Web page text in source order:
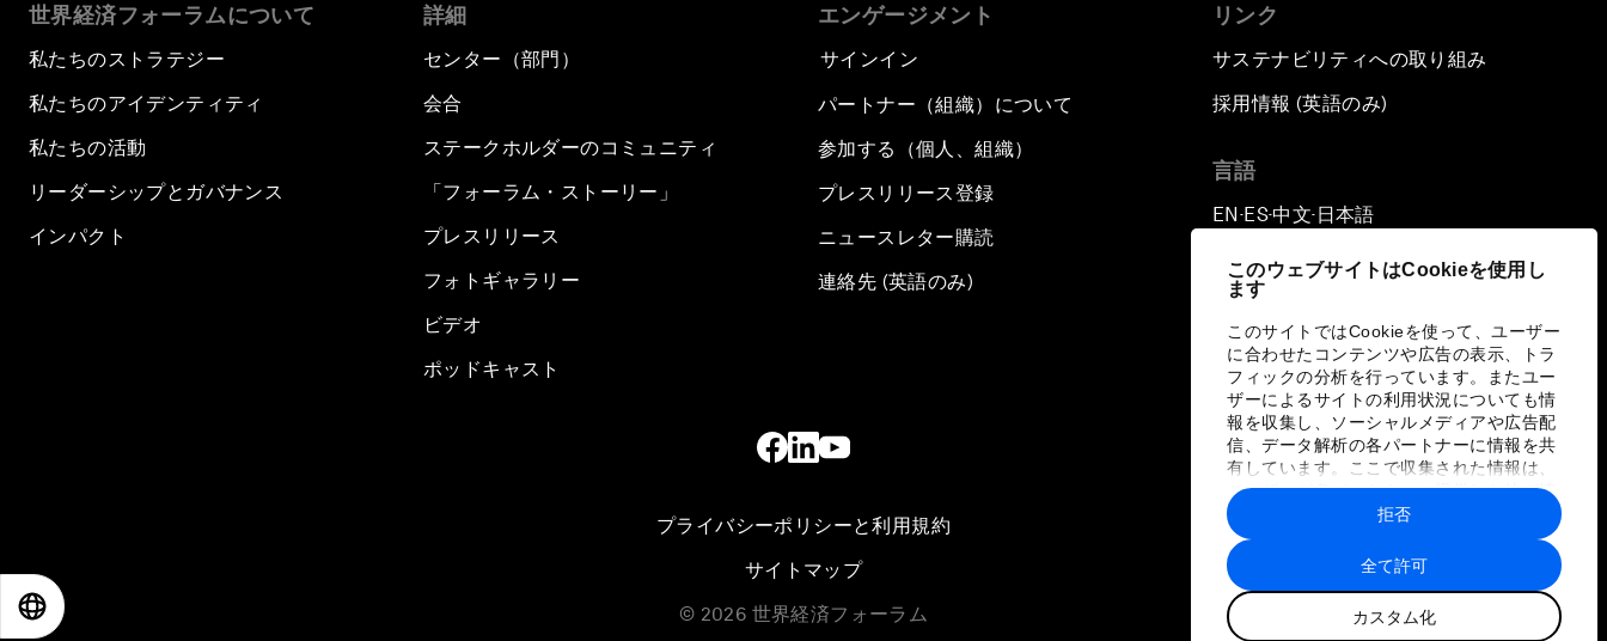
このウェブサイトはCookieを使用し
ます
このサイトではCookieを使って、ユーザー
に合わせたコンテンツや広告の表示、トラ
フィックの分析を行っています。またユー
ザーによるサイトの利用状況についても情
報を収集し、ソーシャルメディアや広告配
信、データ解析の各パートナーに情報を共
有しています。ここで収集された情報は、
ユーザーが各パートナーに提供した他の情
報や各パートナーのサービスを使用した際
に収集された情報と組み合わされ、各パー
トナーによって使用されることがありま
す。
全て許可
カスタム化
拒否
世界経済フォーラムについて
私たちのストラテジー
私たちのアイデンティティ
私たちの活動
リーダーシップとガバナンス
インパクト
詳細
センター（部門）
会合
ステークホルダーのコミュニティ
「フォーラム・ストーリー」
プレスリリース
フォトギャラリー
ビデオ
ポッドキャスト
エンゲージメント
サインイン
パートナー（組織）について
参加する（個人、組織）
プレスリリース登録
ニュースレター購読
連絡先 (英語のみ)
リンク
サステナビリティへの取り組み
採用情報 (英語のみ)
言語
EN ▪ES▪中文▪ 日本語
プライバシーポリシーと利用規約
サイトマップ
© 2026 世界経済フォーラム